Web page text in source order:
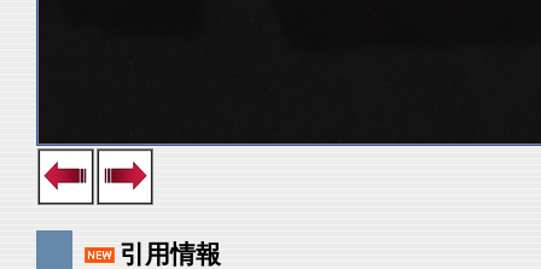
引用情報